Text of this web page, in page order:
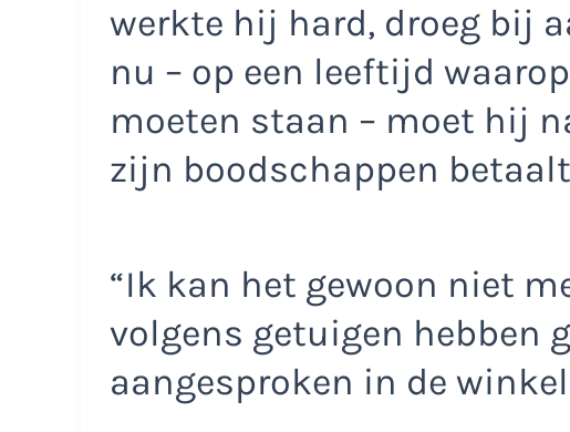
werkte hij hard, droeg bij
nu – op een leeftijd
moeten staan – moet hij
zijn boodschappen
“Ik kan het gewoon niet
volgens getuigen hebben
aangesproken in de